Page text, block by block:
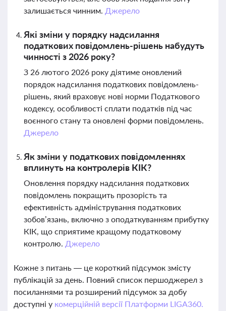
залишається чинним. Джерело
Які зміни у порядку надсилання
податкових повідомлень-рішень набудуть
чинності з 2026 року?
З 26 лютого 2026 року діятиме оновлений
порядок надсилання податкових повідомлень-
рішень, який враховує нові норми Податкового
кодексу, особливості сплати податків під час
воєнного стану та оновлені форми повідомлень.
Джерело
Як зміни у податкових повідомленнях
вплинуть на контролерів КІК?
Оновлення порядку надсилання податкових
повідомлень покращить прозорість та
ефективність адміністрування податкових
зобов’язань, включно з оподаткуванням прибутку
КІК, що сприятиме кращому податковому
контролю. Джерело
Кожне з питань — це короткий підсумок змісту
публікацій за день. Повний список першоджерел з
посиланнями та розширений підсумок за добу
доступні у комерційній версії Платформи LIGA360.